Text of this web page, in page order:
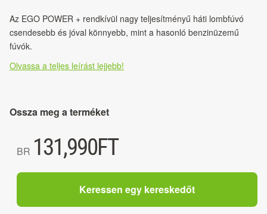
Az EGO POWER + rendkívül nagy teljesítményű háti lombfúvó
csendesebb és jóval könnyebb, mint a hasonló benzinüzemű
fúvók.
Olvassa a teljes leírást lejjebb!
Ossza meg a terméket
BR 131,990FT
Keressen egy kereskedőt